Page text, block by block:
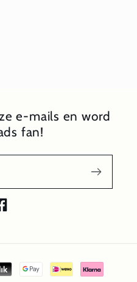
e-mails en word
fan!